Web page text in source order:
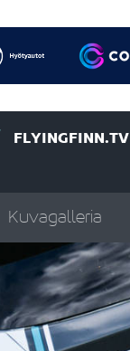
FLYINGFINN.TV
Kuvagalleria